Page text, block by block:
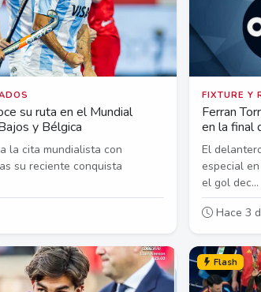
su ruta en el Mundial
y Bélgica
la cita mundialista con
su reciente conquista
FIXTURE Y
Ferran
en la final
El
especial
el gol dec...
Hace 3
Flash